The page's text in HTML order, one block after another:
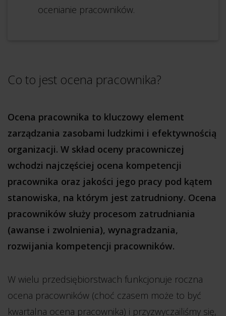
ocenianie pracowników.
Co to jest ocena pracownika?
Ocena pracownika to kluczowy element
zarządzania zasobami ludzkimi i efektywnością
organizacji. W skład oceny pracowniczej
wchodzi najczęściej ocena kompetencji
pracownika oraz jakości jego pracy pod kątem
stanowiska, na którym jest zatrudniony. Ocena
pracowników służy procesom zatrudniania
(awanse i zwolnienia), wynagradzania,
rozwijania kompetencji pracowników.
W wielu przedsiębiorstwach funkcjonuje roczna
ocena pracowników (choć czasem może to być
kwartalna ocena pracownika) i przyzwyczailiśmy się,